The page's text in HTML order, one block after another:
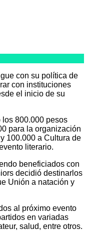
con su política de
con instituciones
el inicio de su
los 800.000 pesos
para la organización
100.000 a Cultura de
literario.
beneficiados con
decidió destinarlos
Unión a natación y
al próximo evento
en variadas
salud, entre otros.